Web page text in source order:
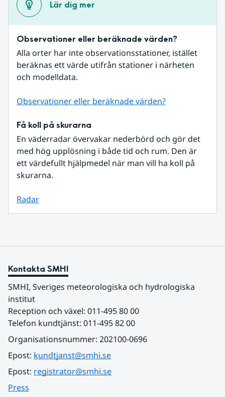
Lär dig mer
Observationer eller beräknade värden?
Alla orter har inte observationsstationer, istället
beräknas ett värde utifrån stationer i närheten
och modelldata.
Observationer eller beräknade värden?
Få koll på skurarna
En väderradar övervakar nederbörd och gör det
med hög upplösning i både tid och rum. Den är
ett värdefullt hjälpmedel när man vill ha koll på
skurarna.
Radar
Kontakta SMHI
SMHI, Sveriges meteorologiska och hydrologiska
institut
Reception och växel: 011-495 80 00
Telefon kundtjänst: 011-495 82 00
Organisationsnummer: 202100-0696
Epost: kundtjanst@smhi.se
Epost: registrator@smhi.se
Press